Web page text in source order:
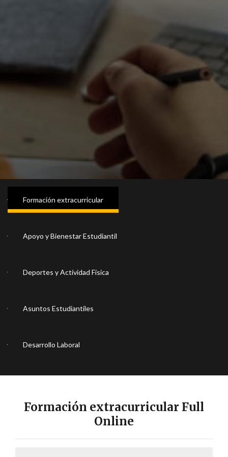
Formación extracurricular
Apoyo y Bienestar Estudiantil
Deportes y Actividad Física
Asuntos Estudiantiles
Desarrollo Laboral
Formación extracurricular Full
Online